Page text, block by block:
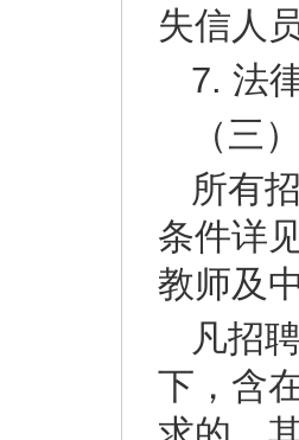
失信人
7. 法
（三
所有
条件详
教师及
凡招
下，含